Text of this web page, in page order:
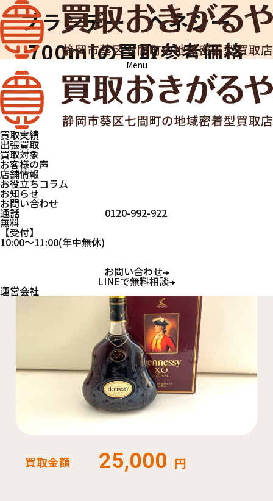
Menu
買取実績
出張買取
買取対象
お客様の声
店舗情報
お役立ちコラム
お知らせ
お問い合わせ
通話
無料
0120-992-922
受付
10:00～11:00(年中無休)
お問い合わせ
LINEで無料相談
運営会社
ブランデー ヘネシー
700mlの買取参考価格
買取おきがるや 買取実績
ブランデー ヘネ
お酒
ブランデー ヘネシー
700mlの買取実績
買取金額 25,000 円